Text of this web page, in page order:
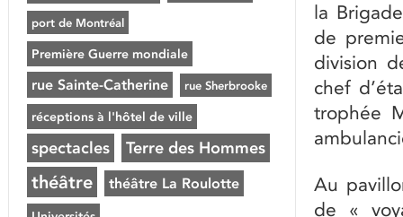
la
de
division
chef
trophée
Au
de «
port de Montréal
Première Guerre mondiale
rue Sainte-Catherine rue Sherbrooke
réceptions à l'hôtel de ville
spectacles Terre des Hommes
théâtre théâtre La Roulotte